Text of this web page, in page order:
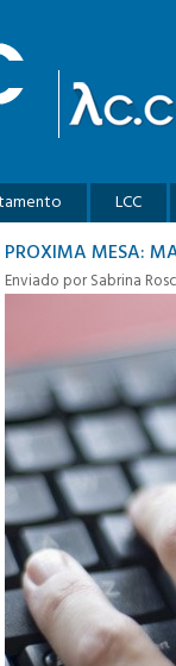
LCC
PROXIMA MESA:
Enviado porSabrina